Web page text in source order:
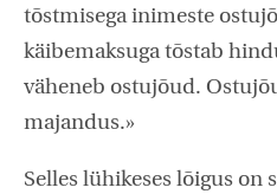
tõstmisega inimeste
käibemaksuga tõstab
väheneb ostujõud.
majandus.»
Selles lühikeses lõigus on